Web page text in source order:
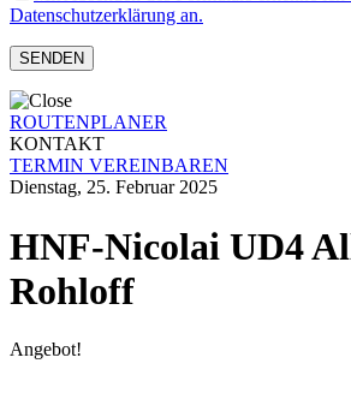
Datenschutzerklärung an.
ROUTENPLANER
KONTAKT
TERMIN VEREINBAREN
Dienstag, 25. Februar 2025
HNF-Nicolai UD4
Rohloff
Angebot!